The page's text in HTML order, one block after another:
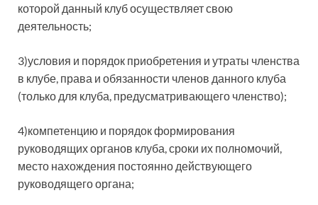
которой данный клуб осуществляет свою
деятельность;
3)условия и порядок приобретения и утраты членства
в клубе, права и обязанности членов данного клуба
(только для клуба, предусматривающего членство);
4)компетенцию и порядок формирования
руководящих органов клуба, сроки их полномочий,
место нахождения постоянно действующего
руководящего органа;